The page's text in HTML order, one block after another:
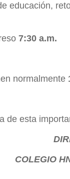
educación,
7:30 a.m.
normalmente
de esta
COLEGIO